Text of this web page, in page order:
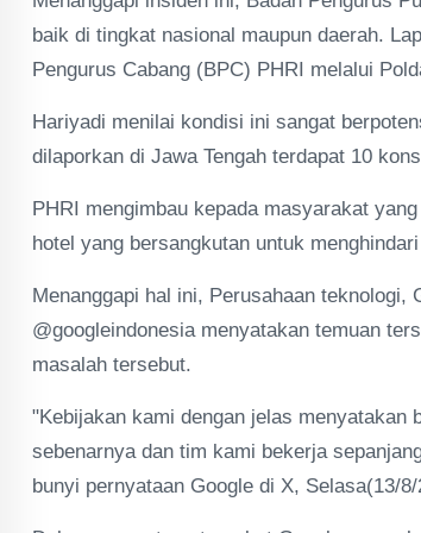
baik di tingkat nasional maupun daerah.
Pengurus Cabang (BPC) PHRI melalui
Hariyadi menilai kondisi ini sangat
dilaporkan di Jawa Tengah terdapat 10
PHRI mengimbau kepada masyarakat
hotel yang bersangkutan untuk
Menanggapi hal ini, Perusahaan
@googleindonesia menyatakan temuan
masalah tersebut.
"Kebijakan kami dengan jelas menyatakan
sebenarnya dan tim kami bekerja
bunyi pernyataan Google di X, Selasa(13/8/